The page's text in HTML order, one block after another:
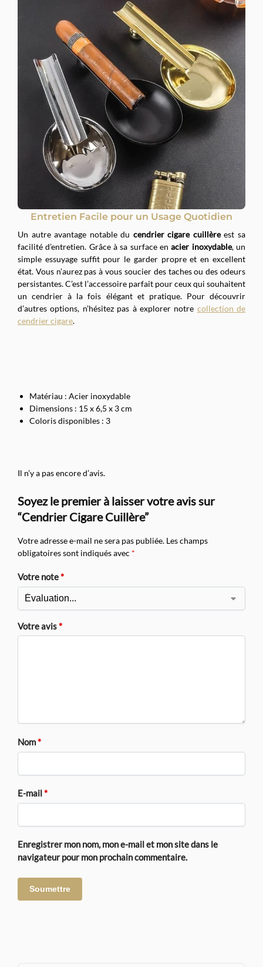
Entretien Facile pour un Usage Quotidien
Un autre avantage notable du cendrier cigare cuillèreest sa
facilité d’entretien. Grâce à sa surface enacier inoxydable, un
simple essuyage suffit pour le garder propre et en excellent
état. Vous n’aurez pas à vous soucier des taches ou des odeurs
persistantes. C’est l’accessoire parfait pour ceux qui souhaitent
un cendrier à la fois élégant et pratique. Pour découvrir
d’autres options, n’hésitez pas à explorer notre collection de
cendrier cigare.
Matériau : Acier inoxydable
Dimensions : 15 x 6,5 x 3 cm
Coloris disponibles : 3
Il n’y a pas encore d’avis.
Soyez le premier à laisser votre avis sur
“Cendrier Cigare Cuillère”
Votre adresse e-mail ne sera pas publiée. Les champs
obligatoires sont indiqués avec *
Votre note*
Votre avis*
Nom*
E-mail*
Enregistrer mon nom, mon e-mail et mon site dans le
navigateur pour mon prochain commentaire.